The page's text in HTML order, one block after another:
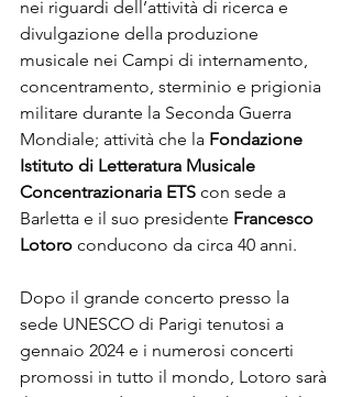
nei riguardi dell’attività di ricerca e
divulgazione della produzione
musicale nei Campi di internamento,
concentramento, sterminio e prigionia
militare durante la Seconda Guerra
Mondiale; attività che la Fondazione
Istituto di Letteratura Musicale
Concentrazionaria ETS con sede a
Barletta e il suo presidente Francesco
Lotoro conducono da circa 40 anni.
Dopo il grande concerto presso la
sede UNESCO di Parigi tenutosi a
gennaio 2024 e i numerosi concerti
promossi in tutto il mondo, Lotoro sarà